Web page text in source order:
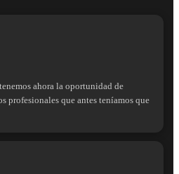
ahora la oportunidad de
profesionales que antes teníamos que